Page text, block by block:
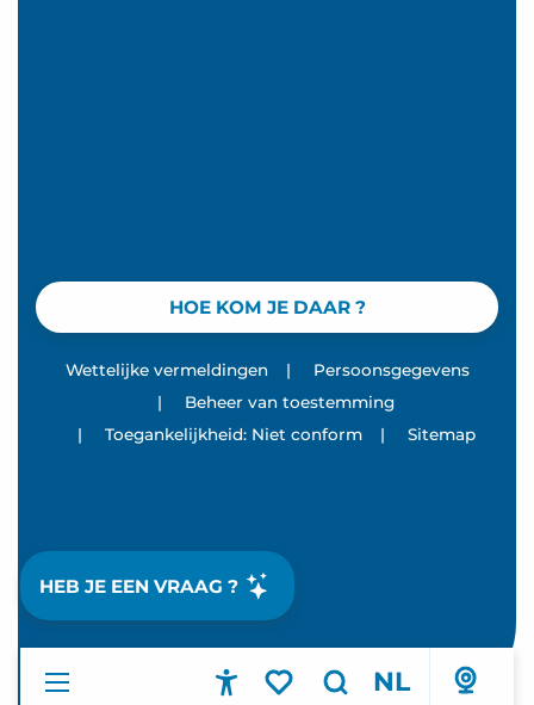
NL
HEB JE EEN VRAAG ?
HOE KOM JE DAAR ?
Wettelijke vermeldingen |
Persoonsgegevens
|
Beheer van toestemming
|
Toegankelijkheid: Niet conform | Sitemap